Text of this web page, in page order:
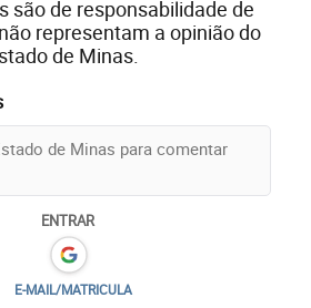
são de responsabilidade de
representam a opinião do
de Minas.
ENTRAR
E-MAIL/MATRICULA